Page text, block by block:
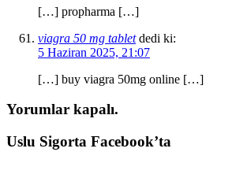
[…] propharma […]
viagra 50 mg tablet dedi ki:
5 Haziran 2025, 21:07
[…] buy viagra 50mg online […]
Yorumlar kapalı.
Uslu Sigorta Facebook’ta